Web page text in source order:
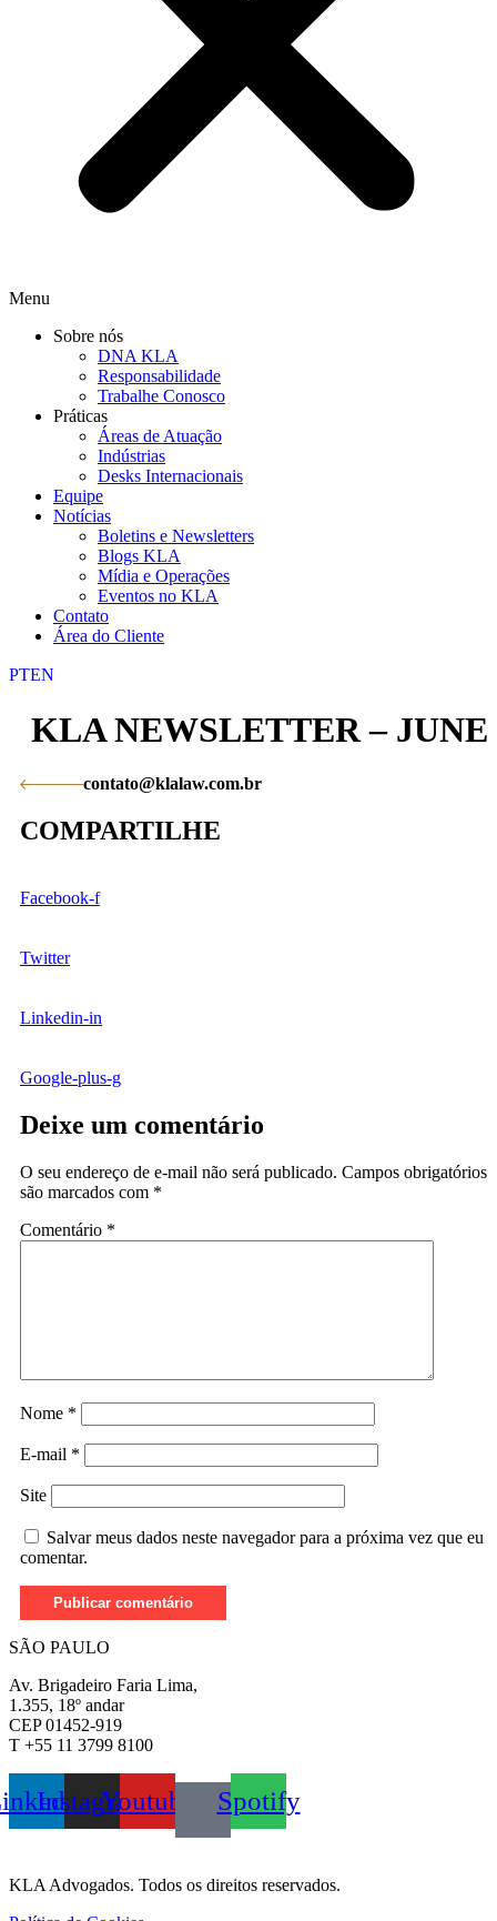
Menu
Sobre nós
DNA KLA
Responsabilidade
Trabalhe Conosco
Práticas
Áreas de Atuação
Indústrias
Desks Internacionais
Equipe
Notícias
Boletins e Newsletters
Blogs KLA
Mídia e Operações
Eventos no KLA
Contato
Área do Cliente
PTEN
KLA NEWSLETTER – JUNE
contato@klalaw.com.br
COMPARTILHE
Facebook-f
Twitter
Linkedin-in
Google-plus-g
Deixe um comentário
O seu endereço de e-mail não será publicado. Campos obrigatórios
são marcados com *
Comentário *
Nome *
E-mail *
Site
Salvar meus dados neste navegador para a próxima vez que eu
comentar.
SÃO PAULO
Av. Brigadeiro Faria Lima,
1.355, 18º andar
CEP 01452-919
T +55 11 3799 8100
Instagram
Youtube Spotify
KLA Advogados. Todos os direitos reservados.